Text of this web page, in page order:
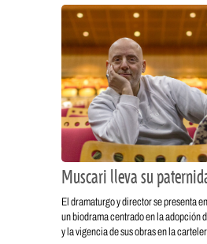
Muscari lleva su
El dramaturgo y director se presenta
un biodrama centrado en la adopción
y la vigencia de sus obras en la